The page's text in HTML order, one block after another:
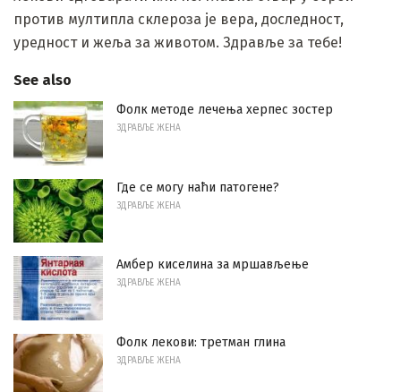
против мултипла склероза је вера, доследност,
уредност и жеља за животом. Здравље за тебе!
See also
Фолк методе лечења херпес зостер
ЗДРАВЉЕ ЖЕНА
Где се могу наћи патогене?
ЗДРАВЉЕ ЖЕНА
Амбер киселина за мршављење
ЗДРАВЉЕ ЖЕНА
Фолк лекови: третман глина
ЗДРАВЉЕ ЖЕНА